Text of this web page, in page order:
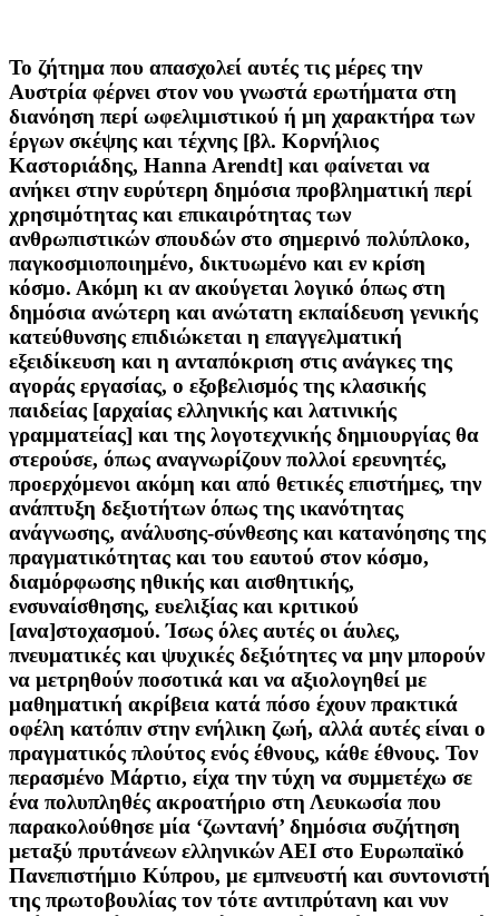
Το ζήτημα που απασχολεί αυτές τις μέρες την
Αυστρία φέρνει στον νου γνωστά ερωτήματα στη
διανόηση περί ωφελιμιστικού ή μη χαρακτήρα των
έργων σκέψης και τέχνης [βλ. Κορνήλιος
Καστοριάδης, Hanna Arendt] και φαίνεται να
ανήκει στην ευρύτερη δημόσια προβληματική περί
χρησιμότητας και επικαιρότητας των
ανθρωπιστικών σπουδών στο σημερινό πολύπλοκο,
παγκοσμιοποιημένο, δικτυωμένο και εν κρίση
κόσμο. Ακόμη κι αν ακούγεται λογικό όπως στη
δημόσια ανώτερη και ανώτατη εκπαίδευση γενικής
κατεύθυνσης επιδιώκεται η επαγγελματική
εξειδίκευση και η ανταπόκριση στις ανάγκες της
αγοράς εργασίας, ο εξοβελισμός της κλασικής
παιδείας [αρχαίας ελληνικής και λατινικής
γραμματείας] και της λογοτεχνικής δημιουργίας θα
στερούσε, όπως αναγνωρίζουν πολλοί ερευνητές,
προερχόμενοι ακόμη και από θετικές επιστήμες, την
ανάπτυξη δεξιοτήτων όπως της ικανότητας
ανάγνωσης, ανάλυσης-σύνθεσης και κατανόησης της
πραγματικότητας και του εαυτού στον κόσμο,
διαμόρφωσης ηθικής και αισθητικής,
ενσυναίσθησης, ευελιξίας και κριτικού
[ανα]στοχασμού. Ίσως όλες αυτές οι άυλες,
πνευματικές και ψυχικές δεξιότητες να μην μπορούν
να μετρηθούν ποσοτικά και να αξιολογηθεί με
μαθηματική ακρίβεια κατά πόσο έχουν πρακτικά
οφέλη κατόπιν στην ενήλικη ζωή, αλλά αυτές είναι ο
πραγματικός πλούτος ενός έθνους, κάθε έθνους. Τον
περασμένο Μάρτιο, είχα την τύχη να συμμετέχω σε
ένα πολυπληθές ακροατήριο στη Λευκωσία που
παρακολούθησε μία ‘ζωντανή’ δημόσια συζήτηση
μεταξύ πρυτάνεων ελληνικών ΑΕΙ στο Ευρωπαϊκό
Πανεπιστήμιο Κύπρου, με εμπνευστή και συντονιστή
της πρωτοβουλίας τον τότε αντιπρύτανη και νυν